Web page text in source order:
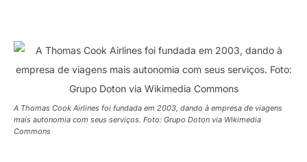
A Thomas Cook Airlines foi fundada em 2003, dando à empresa de viagens
mais autonomia com seus serviços. Foto: Grupo Doton via Wikimedia
Commons